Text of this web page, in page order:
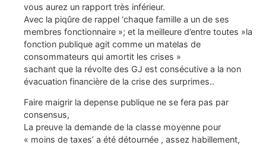
vous aurez un rapport très inférieur.
Avec la piqûre de rappel ‘chaque famille a un de ses
membres fonctionnaire »; et la meilleure d’entre toutes »la
fonction publique agit comme un matelas de
consommateurs qui amortit les crises »
sachant que la révolte des GJ est consécutive a la non
évacuation financière de la crise des surprimes..
Faire maigrir la depense publique ne se fera pas par
consensus,
La preuve la demande de la classe moyenne pour
« moins de taxes’ a été détournée , assez habillement,